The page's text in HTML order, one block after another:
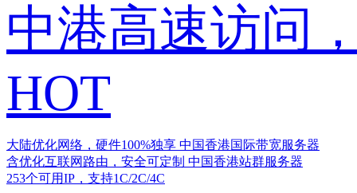
中港高速访问
HOT
大陆优化网络，硬件100%独享 中国香港国际带宽服务器
含优化互联网路由，安全可定制 中国香港站群服务器
253个可用IP，支持1C/2C/4C